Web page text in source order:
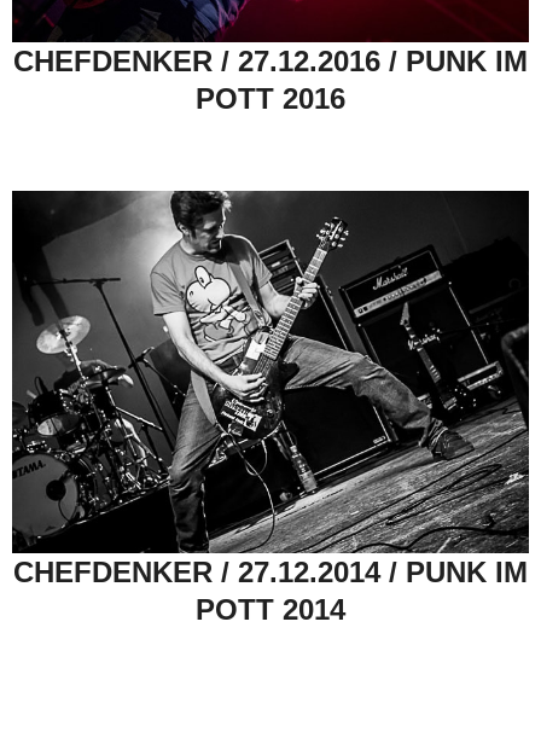
CHEFDENKER / 27.12.2016 / PUNK IM
POTT 2016
CHEFDENKER / 27.12.2014 / PUNK IM
POTT 2014